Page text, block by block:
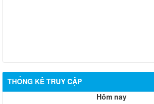
THỐNG KÊ TRUY CẬP
Hôm nay